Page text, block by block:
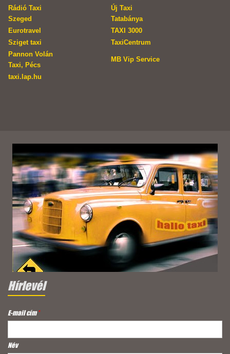
Rádió Taxi
Szeged
Új Taxi
Tatabánya
Eurotravel
TAXI 3000
Sziget taxi
TaxiCentrum
Pannon Volán
Taxi, Pécs
MB Vip Service
taxi.lap.hu
Hírlevél
E-mail cím*
Név